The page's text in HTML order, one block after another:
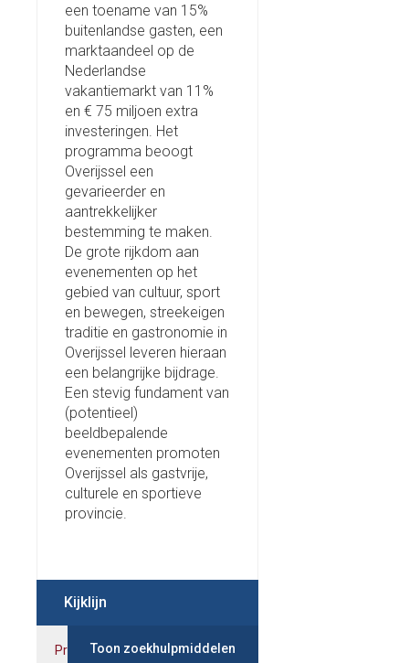
een toename van 15%
buitenlandse gasten, een
marktaandeel op de
Nederlandse
vakantiemarkt van 11%
en € 75 miljoen extra
investeringen. Het
programma beoogt
Overijssel een
gevarieerder en
aantrekkelijker
bestemming te maken.
De grote rijkdom aan
evenementen op het
gebied van cultuur, sport
en bewegen, streekeigen
traditie en gastronomie in
Overijssel leveren hieraan
een belangrijke bijdrage.
Een stevig fundament van
(potentieel)
beeldbepalende
evenementen promoten
Overijssel als gastvrije,
culturele en sportieve
provincie.
Kijklijn
Toon zoekhulpmiddelen
Prestaties
Indicatoren